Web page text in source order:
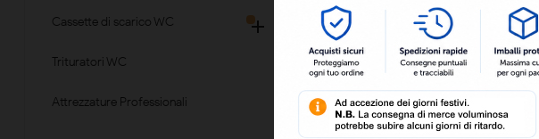
Cassette di scarico WC 
Trituratori WC
Attrezzature Professionali
1,99 €